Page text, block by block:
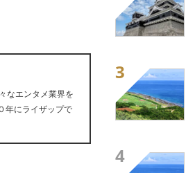
なエンタメ業界を
年にライザップで
3
4